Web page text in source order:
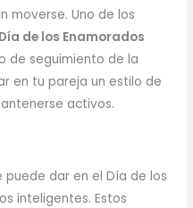
moverse. Uno de los
de los Enamorados
de seguimiento de la
en tu pareja un estilo de
activos.
dar en el Día de los
inteligentes. Estos